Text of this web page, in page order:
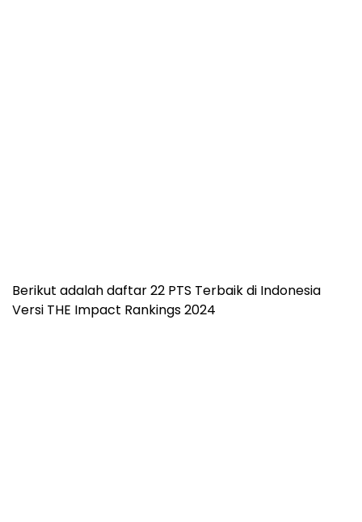
Berikut adalah daftar 22 PTS Terbaik di Indonesia
Versi THE Impact Rankings 2024